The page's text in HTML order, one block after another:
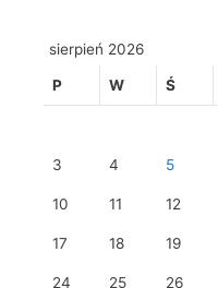
sierpień 2026
P W Ś
3 4 5
10 11 12
17 18 19
24 25 26